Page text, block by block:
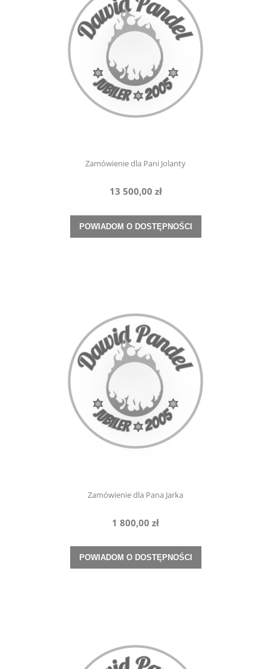
Zamówienie dla Pani Jolanty
13 500,00 zł
POWIADOM O DOSTĘPNOŚCI
Zamówienie dla Pana Jarka
1 800,00 zł
POWIADOM O DOSTĘPNOŚCI